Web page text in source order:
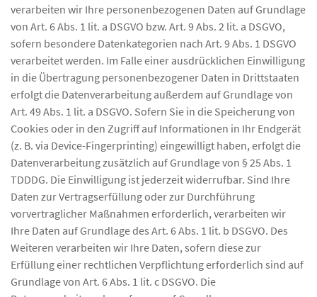
verarbeiten wir Ihre personenbezogenen Daten auf Grundlage
von Art. 6 Abs. 1 lit. a DSGVO bzw. Art. 9 Abs. 2 lit. a DSGVO,
sofern besondere Datenkategorien nach Art. 9 Abs. 1 DSGVO
verarbeitet werden. Im Falle einer ausdrücklichen Einwilligung
in die Übertragung personenbezogener Daten in Drittstaaten
erfolgt die Datenverarbeitung außerdem auf Grundlage von
Art. 49 Abs. 1 lit. a DSGVO. Sofern Sie in die Speicherung von
Cookies oder in den Zugriff auf Informationen in Ihr Endgerät
(z. B. via Device-Fingerprinting) eingewilligt haben, erfolgt die
Datenverarbeitung zusätzlich auf Grundlage von § 25 Abs. 1
TDDDG. Die Einwilligung ist jederzeit widerrufbar. Sind Ihre
Daten zur Vertragserfüllung oder zur Durchführung
vorvertraglicher Maßnahmen erforderlich, verarbeiten wir
Ihre Daten auf Grundlage des Art. 6 Abs. 1 lit. b DSGVO. Des
Weiteren verarbeiten wir Ihre Daten, sofern diese zur
Erfüllung einer rechtlichen Verpflichtung erforderlich sind auf
Grundlage von Art. 6 Abs. 1 lit. c DSGVO. Die